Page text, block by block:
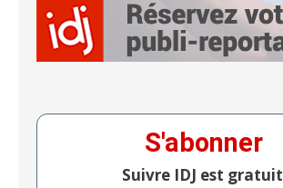
S'abonner
Suivre IDJ est gratuit